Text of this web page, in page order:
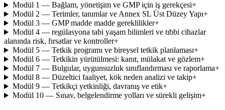
Modül 1 — Bağlam, yönetişim ve GMP için iş gerekçesi+
Modül 2 — Terimler, tanımlar ve Annex SL Üst Düzey Yapı+
Modül 3 — GMP madde madde gereklilikler+
Modül 4 — regülasyona tabi yaşam bilimleri ve tıbbi cihazlar
alanında risk, fırsatlar ve kontroller+
Modül 5 — Tetkik programı ve bireysel tetkik planlaması+
Modül 6 — Tetkikin yürütülmesi: kanıt, mülakat ve gözlem+
Modül 7 — Bulgular, uygunsuzluk sınıflandırması ve raporlama+
Modül 8 — Düzeltici faaliyet, kök neden analizi ve takip+
Modül 9 — Tetkikçi yetkinliği, davranış ve etik+
Modül 10 — Sınav, belgelendirme yolları ve sürekli gelişim+